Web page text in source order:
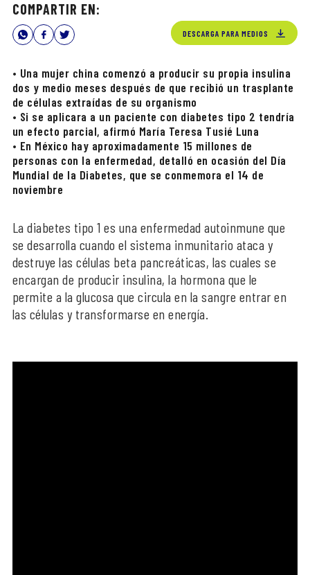
COMPARTIR EN:
DESCARGA PARA MEDIOS
• Una mujer china comenzó a producir su propia insulina
dos y medio meses después de que recibió un trasplante
de células extraídas de su organismo
• Si se aplicara a un paciente con diabetes tipo 2 tendría
un efecto parcial, afirmó María Teresa Tusié Luna
• En México hay aproximadamente 15 millones de
personas con la enfermedad, detalló en ocasión del Día
Mundial de la Diabetes, que se conmemora el 14 de
noviembre
La diabetes tipo 1 es una enfermedad autoinmune que
se desarrolla cuando el sistema inmunitario ataca y
destruye las células beta pancreáticas, las cuales se
encargan de producir insulina, la hormona que le
permite a la glucosa que circula en la sangre entrar en
las células y transformarse en energía.